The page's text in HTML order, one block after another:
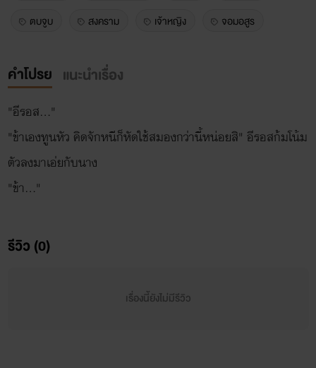
ตบจูบ
สงคราม เจ้าหญิง จอมอสูร
คำโปรย แนะนำเรื่อง
"อีรอส..."
"ข้าเองทูนหัว คิดจักหนีก็หัดใช้สมองกว่านี้หน่อยสิ" อีรอสก้มโน้ม
ตัวลงมาเอ่ยกับนาง
รีวิว (0)
เรื่องนี้ยังไม่มีรีวิว